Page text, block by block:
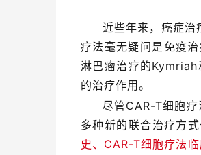
近些年来，癌症治
疗法毫无疑问是免疫
淋巴瘤治疗的
的治疗作用。
尽管CAR-T细胞疗
多种新的联合治疗方
史、CAR-T细胞疗法